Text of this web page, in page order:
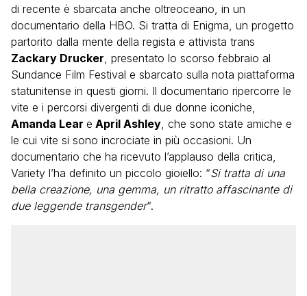
di recente è sbarcata anche oltreoceano, in un
documentario della HBO. Si tratta di Enigma, un progetto
partorito dalla mente della regista e attivista trans
Zackary Drucker, presentato lo scorso febbraio al
Sundance Film Festival e sbarcato sulla nota piattaforma
statunitense in questi giorni. Il documentario ripercorre le
vite e i percorsi divergenti di due donne iconiche,
Amanda Lear e April Ashley, che sono state amiche e
le cui vite si sono incrociate in più occasioni. Un
documentario che ha ricevuto l’applauso della critica,
Variety l’ha definito un piccolo gioiello: “Si tratta di una
bella creazione, una gemma, un ritratto affascinante di
due leggende transgender“.